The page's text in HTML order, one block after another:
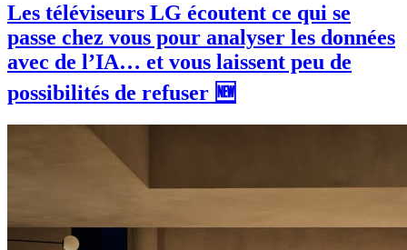
Les téléviseurs LG écoutent ce qui se
passe chez vous pour analyser les données
avec de l’IA… et vous laissent peu de
possibilités de refuser 🆕